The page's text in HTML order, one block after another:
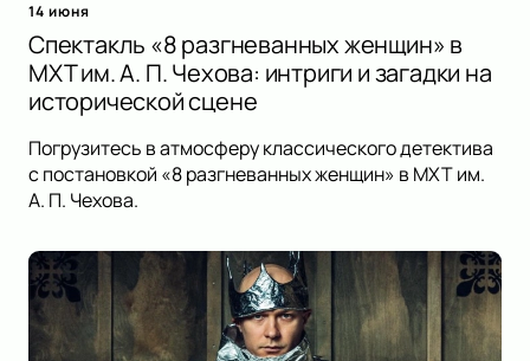
14 июня
Спектакль «8 разгневанных женщин» в
МХТ им. А. П. Чехова: интриги и загадки на
исторической сцене
Погрузитесь в атмосферу классического детектива
с постановкой «8 разгневанных женщин» в МХТ им.
А. П. Чехова.